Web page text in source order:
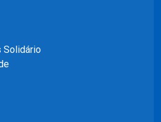
Solidário